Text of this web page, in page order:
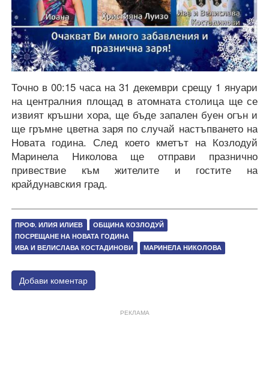
Точно в 00:15 часа на 31 декември срещу 1 януари
на централния площад в атомната столица ще се
извият кръшни хора, ще бъде запален буен огън и
ще гръмне цветна заря по случай настъпването на
Новата година. След което кметът на Козлодуй
Маринела Николова ще отправи празнично
привествие към жителите и гостите на
крайдунавския град.
ПРОФ. ИЛИЯ ИЛИЕВ
ОБЩИНА КОЗЛОДУЙ
ПОСРЕЩАНЕ НА НОВАТА ГОДИНА
ИВА И ВЕЛИСЛАВА КОСТАДИНОВИ
МАРИНЕЛА НИКОЛОВА
Добави коментар
РЕКЛАМА